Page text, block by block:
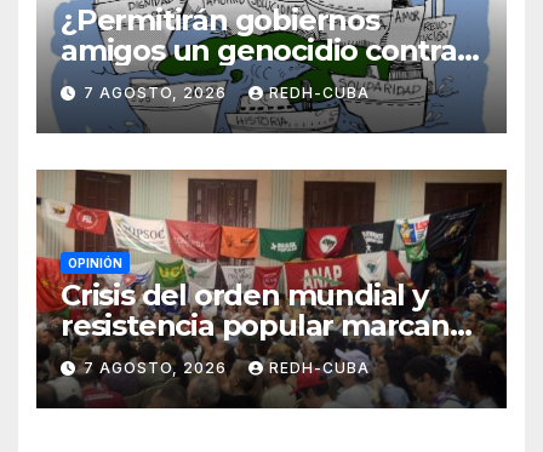
¿Permitirán gobiernos
amigos un genocidio contra
Cuba? Por Hedelberto López
Blanch
7 AGOSTO, 2026 REDH-CUBA
OPINIÓN
Crisis del orden mundial y
resistencia popular marcan
el inicio de la IV Asamblea
Continental de ALBA
Movimientos en Cuba
7 AGOSTO, 2026 REDH-CUBA